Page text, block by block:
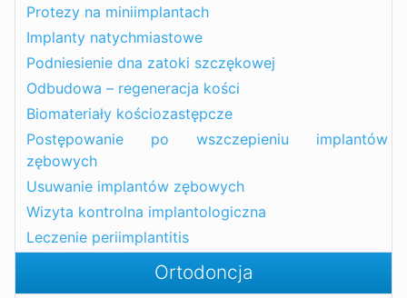
Protezy na miniimplantach
Implanty natychmiastowe
Podniesienie dna zatoki szczękowej
Odbudowa – regeneracja kości
Biomateriały kościozastępcze
Postępowanie po wszczepieniu implantów
zębowych
Usuwanie implantów zębowych
Wizyta kontrolna implantologiczna
Leczenie periimplantitis
Ortodoncja